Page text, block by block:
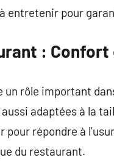
entretenir pour
:
un rôle important
adaptées à la
répondre à
du restaurant.